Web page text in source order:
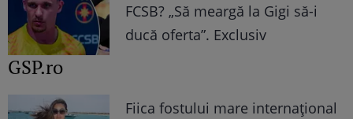
FCSB? „Să meargă la Gigi să-i
ducă oferta”. Exclusiv
GSP.ro
Fiica fostului mare internațional